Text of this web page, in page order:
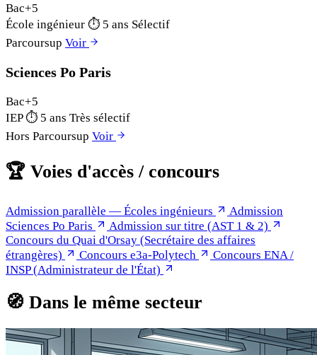
Bac+5
École ingénieur ⏱ 5 ans Sélectif
Parcoursup Voir
Sciences Po Paris
Bac+5
IEP ⏱ 5 ans Très sélectif
Hors Parcoursup Voir
🏆 Voies d'accès / concours
Admission parallèle — Écoles ingénieurs
Admission
Sciences Po Paris
Admission sur titre (AST 1 & 2)
Concours du Quai d'Orsay (Secrétaire des affaires
étrangères)
Concours e3a-Polytech
Concours ENA /
INSP (Administrateur de l'État)
🧭 Dans le même secteur